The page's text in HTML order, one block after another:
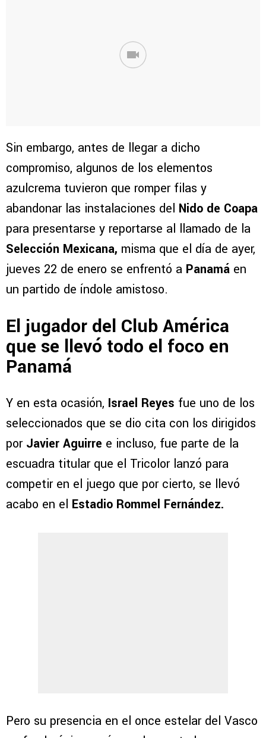
Sin embargo, antes de llegar a dicho
compromiso, algunos de los elementos
azulcrema tuvieron que romper filas y
abandonar las instalaciones del Nido de Coapa
para presentarse y reportarse al llamado de la
Selección Mexicana, misma que el día de ayer,
jueves 22 de enero se enfrentó a Panamá en
un partido de índole amistoso.
El jugador del Club América
que se llevó todo el foco en
Panamá
Y en esta ocasión, Israel Reyes fue uno de los
seleccionados que se dio cita con los dirigidos
por Javier Aguirre e incluso, fue parte de la
escuadra titular que el Tricolor lanzó para
competir en el juego que por cierto, se llevó
acabo en el Estadio Rommel Fernández.
Pero su presencia en el once estelar del Vasco